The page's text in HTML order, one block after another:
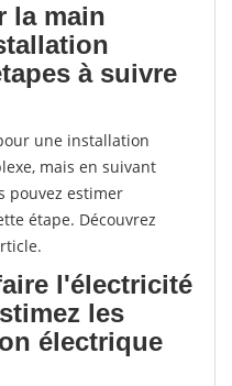
la main
à suivre
une installation
mais en suivant
pouvez estimer
étape. Découvrez
l'électricité
les
électrique